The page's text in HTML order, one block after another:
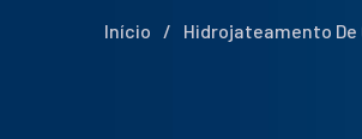
Início / Hidrojateamento De